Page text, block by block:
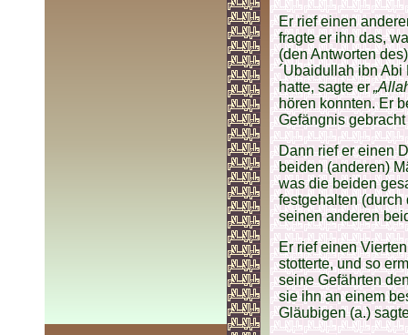
Er rief einen
fragte er ihn das,
(den Antworten
´Ubaidullah ibn Abi
hatte, sagte er
hören konnten. Er
Gefängnis
Dann rief er einen
beiden (anderen)
was die beiden
festgehalten
seinen anderen
Er rief einen
stotterte, und so
seine Gefährten
sie ihn an einem
Gläubigen (a.)